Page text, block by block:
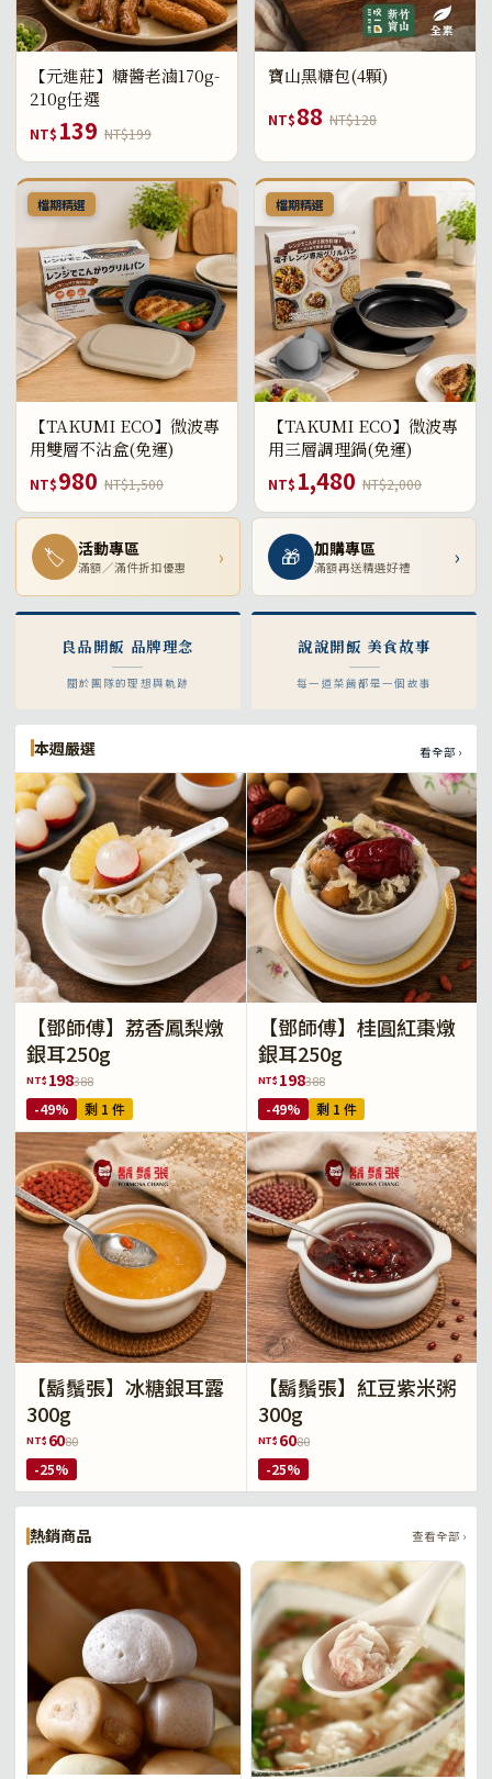
【元進莊】糖醬老滷170g-
210g任選
NT$ 139 NT$199
寶山黑糖包(4顆)
NT$88 NT$128
檔期精選
【TAKUMI ECO】微波專
用雙層不沾盒(免運)
NT$980 NT$1,500
檔期精選
【TAKUMI ECO】微波專
用三層調理鍋(免運)
NT$ 1,480 NT$2,000
🏷 活動專區
滿額／滿件折扣優惠 › 🎁 加購專區
滿額再送精選好禮 ›
良品開飯 品牌理念
關於團隊的理想與軌跡
說說開飯 美食故事
每一道菜餚都是一個故事
本週嚴選 看全部 ›
【鄧師傅】荔香鳳梨燉
銀耳250g
NT$ 198388
-49% 剩 1 件
【鄧師傅】桂圓紅棗燉
銀耳250g
NT$ 198388
-49% 剩 1 件
【鬍鬚張】冰糖銀耳露
300g
NT$ 6080
-25%
【鬍鬚張】紅豆紫米粥
300g
NT$ 6080
-25%
熱銷商品 查看全部 ›